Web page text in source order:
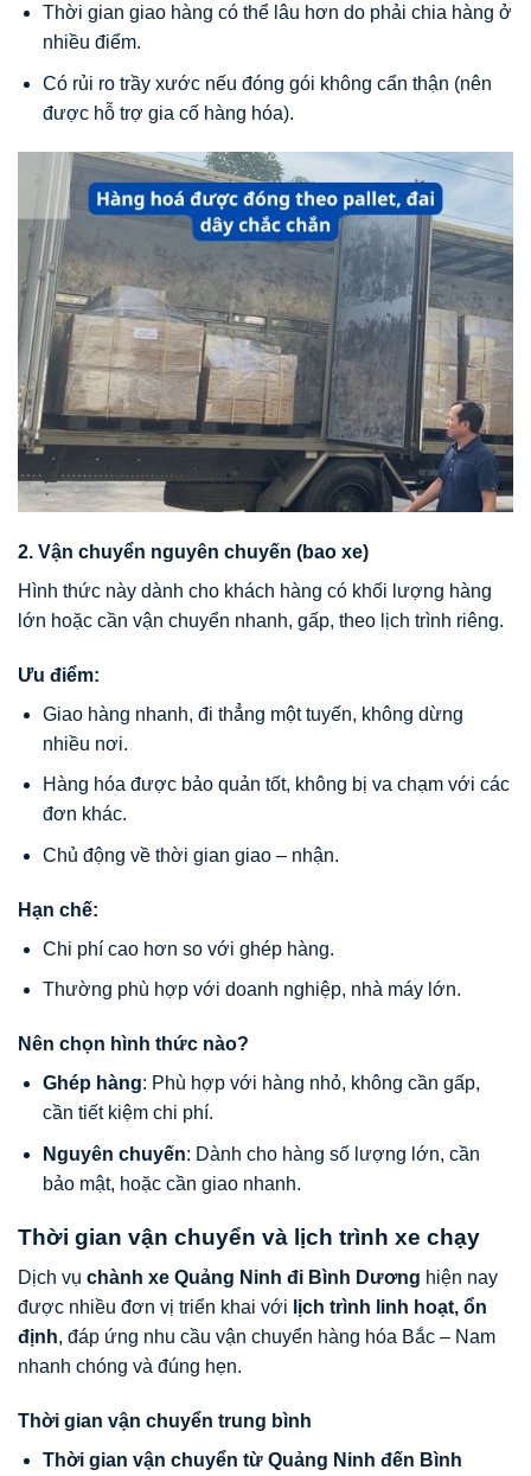
Thời gian giao hàng có thể lâu hơn do phải chia hàng ở
nhiều điểm.
Có rủi ro trầy xước nếu đóng gói không cẩn thận (nên
được hỗ trợ gia cố hàng hóa).
2. Vận chuyển nguyên chuyến (bao xe)
Hình thức này dành cho khách hàng có khối lượng hàng
lớn hoặc cần vận chuyển nhanh, gấp, theo lịch trình riêng.
Ưu điểm:
Giao hàng nhanh, đi thẳng một tuyến, không dừng
nhiều nơi.
Hàng hóa được bảo quản tốt, không bị va chạm với các
đơn khác.
Chủ động về thời gian giao – nhận.
Hạn chế:
Chi phí cao hơn so với ghép hàng.
Thường phù hợp với doanh nghiệp, nhà máy lớn.
Nên chọn hình thức nào?
Ghép hàng: Phù hợp với hàng nhỏ, không cần gấp,
cần tiết kiệm chi phí.
Nguyên chuyến: Dành cho hàng số lượng lớn, cần
bảo mật, hoặc cần giao nhanh.
Thời gian vận chuyển và lịch trình xe chạy
Dịch vụ chành xe Quảng Ninh đi Bình Dương hiện nay
được nhiều đơn vị triển khai với lịch trình linh hoạt, ổn
định, đáp ứng nhu cầu vận chuyển hàng hóa Bắc – Nam
nhanh chóng và đúng hẹn.
Thời gian vận chuyển trung bình
Thời gian vận chuyển từ Quảng Ninh đến Bình